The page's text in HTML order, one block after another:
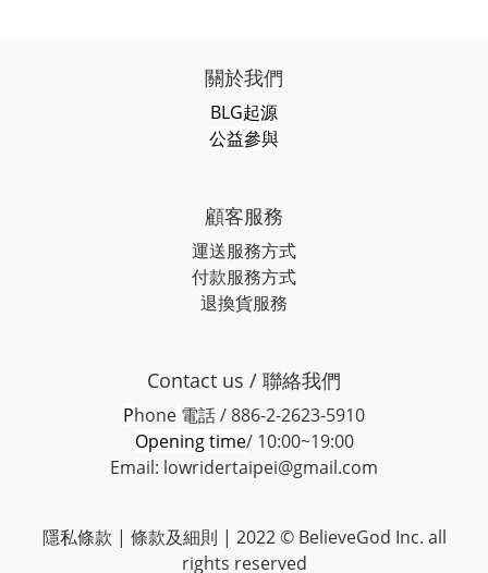
關於我們
BLG起源
公益參與
顧客服務
運送服務方式
付款服務方式
退換貨服務
Contact us / 聯絡我們
Phone 電話 / 886-2-2623-5910
Opening time/ 10:00~19:00
Email: lowridertaipei@gmail.com
隱私條款 | 條款及細則 | 2022 © BelieveGod Inc. all
rights reserved